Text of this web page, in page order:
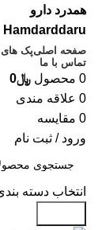
همدرد دارو
Hamdarddaru
صفحه اصلیپک
تماس با ما
0 محصول ﷼0
0 علاقه مندی
0 مقایسه
ورود / ثبت نام
انتخاب دسته